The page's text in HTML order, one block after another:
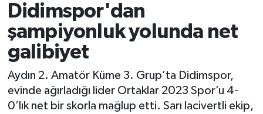
Didimspor'dan
şampiyonluk yolunda net
galibiyet
Aydın 2. Amatör Küme 3. Grup’ta Didimspor,
evinde ağırladığı lider Ortaklar 2023 Spor’u 4-
0’lık net bir skorla mağlup etti. Sarı lacivertli ekip,
Siyaset
Ekonomi
Yaşam
Eğitim
Aydin Namaz Vakitleri
Aydın Trafik Yoğunluk Haritası
Süper Lig Puan Durumu ve Fikstür
Tüm Manşetler